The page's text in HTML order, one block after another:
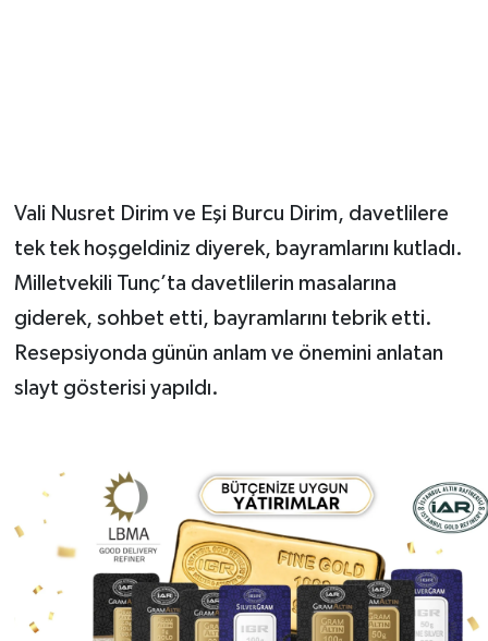
Vali Nusret Dirim ve Eşi Burcu Dirim, davetlilere
tek tek hoşgeldiniz diyerek, bayramlarını kutladı.
Milletvekili Tunç’ta davetlilerin masalarına
giderek, sohbet etti, bayramlarını tebrik etti.
Resepsiyonda günün anlam ve önemini anlatan
slayt gösterisi yapıldı.